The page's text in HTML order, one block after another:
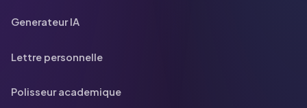
Generateur IA
Lettre personnelle
Polisseur academique